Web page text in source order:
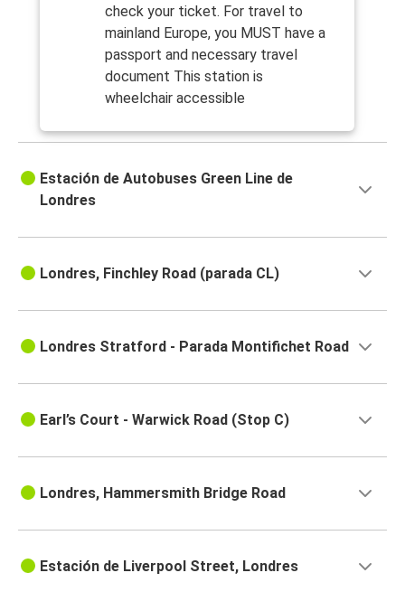
check your ticket. For travel to
mainland Europe, you MUST have a
passport and necessary travel
document This station is
wheelchair accessible
Estación de Autobuses Green Line de
Londres
Londres, Finchley Road (parada CL)
Londres Stratford - Parada Montifichet Road
Earl’s Court - Warwick Road (Stop C)
Londres, Hammersmith Bridge Road
Estación de Liverpool Street, Londres